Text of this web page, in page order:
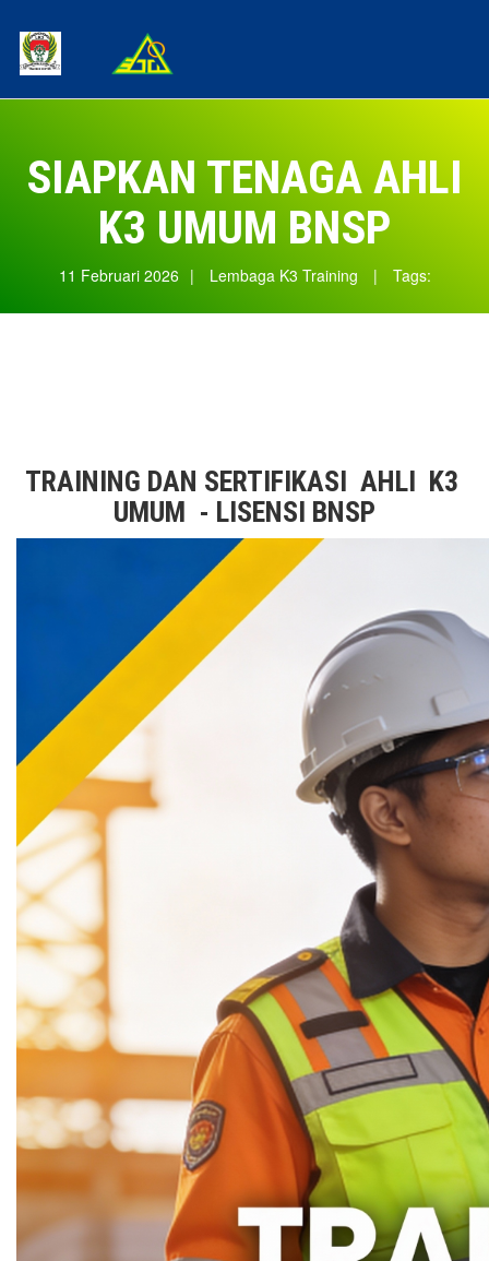
SIAPKAN TENAGA AHLI
K3 UMUM BNSP
11 Februari 2026 | Lembaga K3 Training | Tags:
TRAINING DAN SERTIFIKASI AHLI K3
UMUM - LISENSI BNSP